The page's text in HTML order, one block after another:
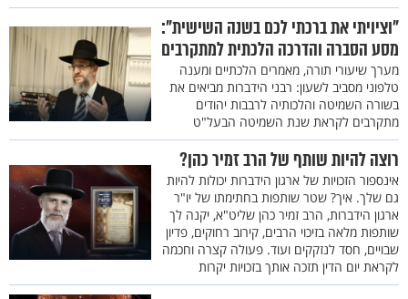
"וציויתי את ברכתי לכם בשנה השישית":
מסע הסברה והדרכה הלכתית למתקרבים
מערך שיעורי תורה, מאמרים הלכתיים ומענה
טלפוני מסביב לשעון: רבני הידברות מביאים את
בשורה השמיטה והלכותיה לרבבות יהודים
מתקרבים לקראת שנת השמיטה הבעל"ט
רוצה להיות שותף של הרב זמיר כהן?
אינספור הזכויות של ארגון הידברות יכולות להיות
גם שלך. איך? שטר שותפות בחתימתו של יו"ר
ארגון הידברות, הרב זמיר כהן שליט"א, יקנה לך
שותפות מלאה בזיכוי הרבים, קירוב רחוקים, פדיון
שבויים, חסד לנזקקים ועוד. פעולה קצרה וחכמה
לקראת יום הדין תזכה אותך בזכויות יקרות